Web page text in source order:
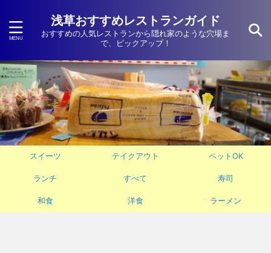
浅草おすすめレストランガイド
おすすめの人気レストランから隠れ家のような穴場ま
で、ピックアップ！
スイーツ テイクアウト ペットOK
ランチ すべて 寿司
和食 洋食 ラーメン